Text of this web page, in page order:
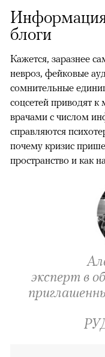
блоги
Кажется, заразнее
невроз, фейковые
сомнительные
соцсетей приводят к
врачами с числом
справляются
почему кризис
пространство и как
эксперт в